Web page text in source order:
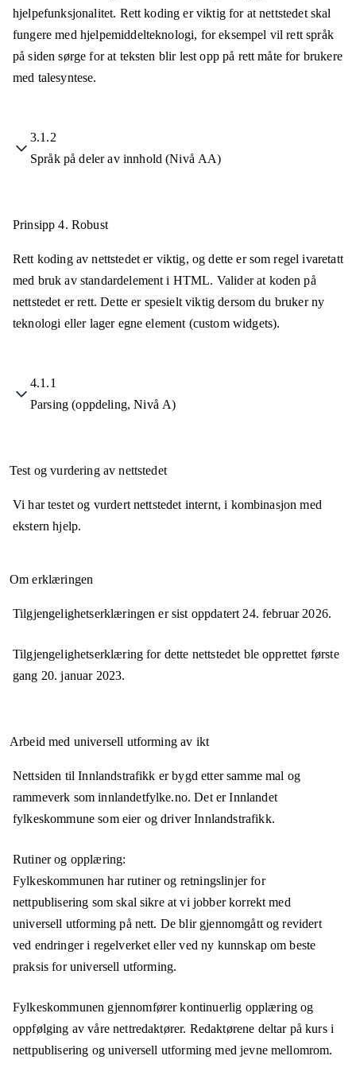
hjelpefunksjonalitet. Rett koding er viktig for at nettstedet skal
fungere med hjelpemiddelteknologi, for eksempel vil rett språk
på siden sørge for at teksten blir lest opp på rett måte for brukere
med talesyntese.
3.1.2
Språk på deler av innhold (Nivå AA)
Prinsipp 4. Robust
Rett koding av nettstedet er viktig, og dette er som regel ivaretatt
med bruk av standardelement i HTML. Valider at koden på
nettstedet er rett. Dette er spesielt viktig dersom du bruker ny
teknologi eller lager egne element (custom widgets).
4.1.1
Parsing (oppdeling, Nivå A)
Test og vurdering av nettstedet
Vi har testet og vurdert nettstedet internt, i kombinasjon med
ekstern hjelp.
Om erklæringen
Tilgjengelighetserklæringen er sist oppdatert24. februar 2026.
Tilgjengelighetserklæring for dette nettstedet ble opprettet første
gang 20. januar 2023.
Arbeid med universell utforming av ikt
Nettsiden til Innlandstrafikk er bygd etter samme mal og
rammeverk som innlandetfylke.no. Det er Innlandet
fylkeskommune som eier og driver Innlandstrafikk.
Rutiner og opplæring:
Fylkeskommunen har rutiner og retningslinjer for
nettpublisering som skal sikre at vi jobber korrekt med
universell utforming på nett. De blir gjennomgått og revidert
ved endringer i regelverket eller ved ny kunnskap om beste
praksis for universell utforming.
Fylkeskommunen gjennomfører kontinuerlig opplæring og
oppfølging av våre nettredaktører. Redaktørene deltar på kurs i
nettpublisering og universell utforming med jevne mellomrom.